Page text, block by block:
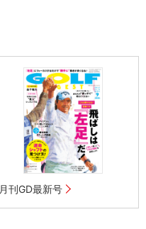
月刊GD最新号